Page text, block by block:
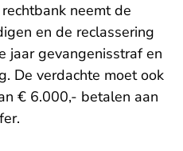
neemt de
en de reclassering
jaar gevangenisstraf en
De verdachte moet ook
€ 6.000,- betalen aan